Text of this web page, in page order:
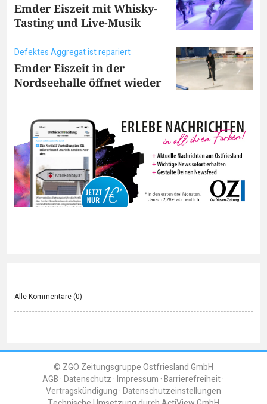
Emder Eiszeit mit Whisky-
Tasting und Live-Musik
Defektes Aggregat ist repariert
Emder Eiszeit in der
Nordseehalle öffnet wieder
Alle Kommentare (0)
© ZGO Zeitungsgruppe Ostfriesland GmbH
AGB Datenschutz Impressum Barrierefreiheit
Vertragskündigung Datenschutzeinstellungen